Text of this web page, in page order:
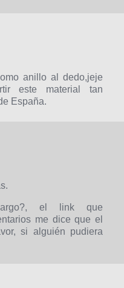
anillo al dedo,jeje
este material tan
España.
el link que
me dice que el
si alguién pudiera